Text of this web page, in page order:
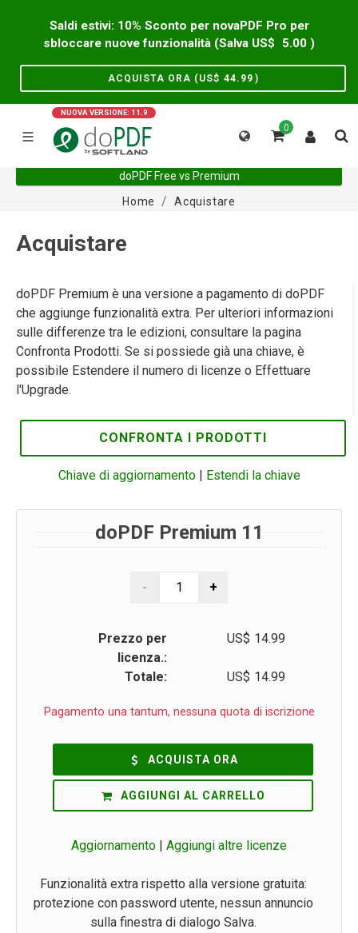
Saldi estivi: 10% Sconto per novaPDF Pro per
sbloccare nuove funzionalità (Salva US$
5.00 )
ACQUISTA ORA (US$ 44.99 )
NUOVA VERSIONE: 11.9
0
doPDF Free vs Premium
Home
Acquistare
Acquistare
doPDF Premium è una versione a pagamento di doPDF
che aggiunge funzionalità extra. Per ulteriori informazioni
sulle differenze tra le edizioni, consultare la pagina
Confronta Prodotti. Se si possiede già una chiave, è
possibile Estendere il numero di licenze o Effettuare
l'Upgrade.
CONFRONTA I PRODOTTI
Chiave di aggiornamento| Estendi la chiave
doPDF Premium 11
Prezzo per
licenza.:
US$ 14.99
Totale: US$ 14.99
Pagamento una tantum, nessuna quota di iscrizione
ACQUISTA ORA
AGGIUNGI AL CARRELLO
Aggiornamento | Aggiungi altre licenze
Funzionalità extra rispetto alla versione gratuita:
protezione con password utente, nessun annuncio
sulla finestra di dialogo Salva.